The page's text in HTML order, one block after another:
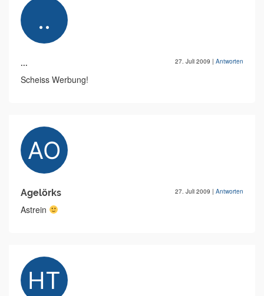
... 27. Juli 2009 | Antworten
Scheiss Werbung!
Agelörks 27. Juli 2009 | Antworten
Astrein